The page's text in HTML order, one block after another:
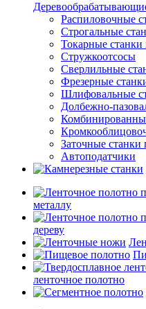
Распиловочные
Строгальные
Токарные станки
Стружкоотсосы
Сверлильные
Фрезерные
Шлифовальные
Долбежно-
Заточные станки
Автоподатчики
металлу
дереву
ленточное полотно